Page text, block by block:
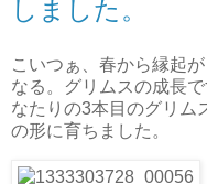
しました。
こいつぁ、春から縁起
なる。グリムスの成長
なたりの3本目のグリム
の形に育ちました。